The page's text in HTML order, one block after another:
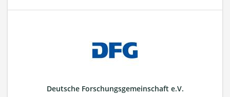
Deutsche Forschungsgemeinschaft e.V.